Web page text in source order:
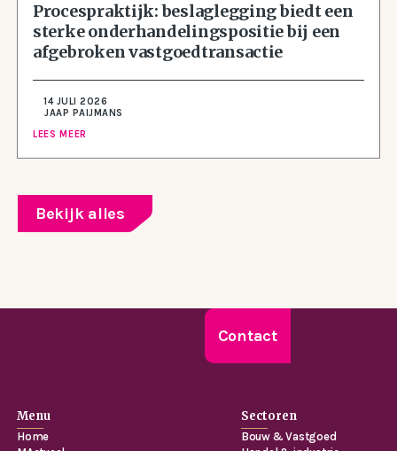
Procespraktijk: beslaglegging biedt een
sterke onderhandelingspositie bij een
afgebroken vastgoedtransactie
14 JULI 2026
JAAP PAIJMANS
LEES MEER
Bekijk alles
Contact
Menu
Home
Sectoren
Bouw & Vastgoed